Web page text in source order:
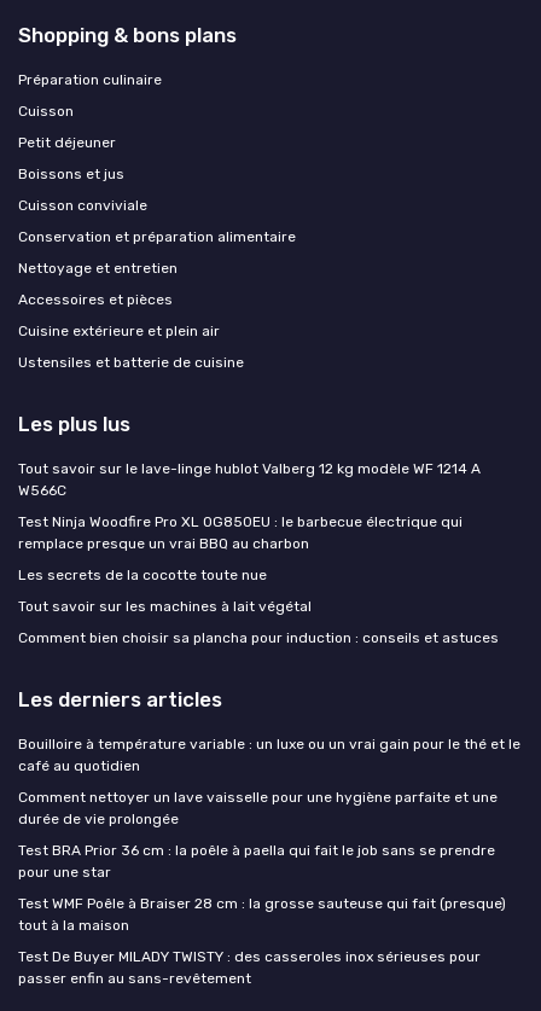
Shopping & bons plans
Préparation culinaire
Cuisson
Petit déjeuner
Boissons et jus
Cuisson conviviale
Conservation et préparation alimentaire
Nettoyage et entretien
Accessoires et pièces
Cuisine extérieure et plein air
Ustensiles et batterie de cuisine
Les plus lus
Tout savoir sur le lave-linge hublot Valberg 12 kg modèle WF 1214 A
W566C
Test Ninja Woodfire Pro XL OG850EU : le barbecue électrique qui
remplace presque un vrai BBQ au charbon
Les secrets de la cocotte toute nue
Tout savoir sur les machines à lait végétal
Comment bien choisir sa plancha pour induction : conseils et astuces
Les derniers articles
Bouilloire à température variable : un luxe ou un vrai gain pour le thé et le
café au quotidien
Comment nettoyer un lave vaisselle pour une hygiène parfaite et une
durée de vie prolongée
Test BRA Prior 36 cm : la poêle à paella qui fait le job sans se prendre
pour une star
Test WMF Poêle à Braiser 28 cm : la grosse sauteuse qui fait (presque)
tout à la maison
Test De Buyer MILADY TWISTY : des casseroles inox sérieuses pour
passer enfin au sans-revêtement